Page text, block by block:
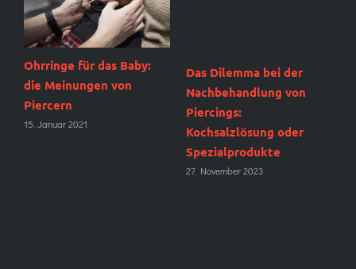
Ohrringe für das Baby:
die Meinungen von
Piercern
15. Januar 2021
Das Dilemma bei der
Nachbehandlung von
Piercings:
Kochsalzlösung oder
Spezialprodukte
27. November 2023